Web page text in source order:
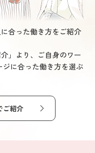
合った働き方をご紹介
」より、ご自身のワー
ジに合った働き方を選ぶ
ご紹介